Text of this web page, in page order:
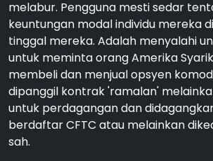
melabur. Pengguna mesti sedar
keuntungan modal individu mereka
tinggal mereka. Adalah menyalahi
untuk meminta orang Amerika
membeli dan menjual opsyen
dipanggil kontrak 'ramalan'
untuk perdagangan dan
berdaftar CFTC atau melainkan
sah.